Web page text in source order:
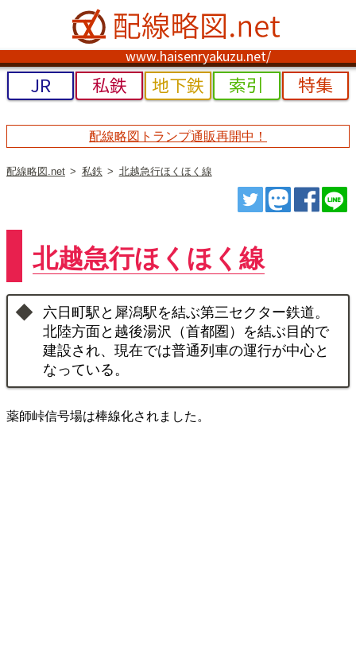
www.haisenryakuzu.net/
JR 私鉄 地下鉄 索引 特集
配線略図トランプ通販再開中！
配線略図.net 私鉄 北越急行ほくほく線
ツイートトゥート
シェ
北越急行ほくほく線
六日町駅と犀潟駅を結ぶ第三セクター鉄道。
北陸方面と越後湯沢（首都圏）を結ぶ目的で
建設され、現在では普通列車の運行が中心と
なっている。
薬師峠信号場は棒線化されました。